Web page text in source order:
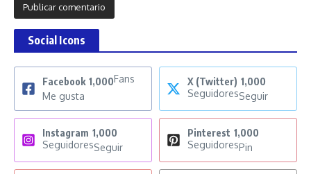
Social Icons
Facebook 1,000Fans
Me gusta
X (Twitter) 1,000
SeguidoresSeguir
Instagram 1,000
SeguidoresSeguir
Pinterest 1,000
SeguidoresPin